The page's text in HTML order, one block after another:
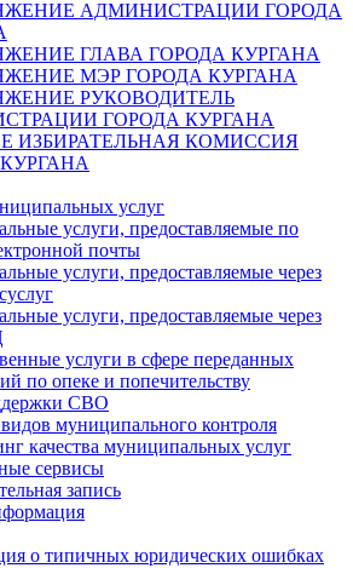
АДМИНИСТРАЦИИ ГОРОДА
ГЛАВА ГОРОДА КУРГАНА
МЭР ГОРОДА КУРГАНА
РУКОВОДИТЕЛЬ
ГОРОДА КУРГАНА
ИЗБИРАТЕЛЬНАЯ КОМИССИЯ
услуг
услуги, предоставляемые по
почты
услуги, предоставляемые через
услуги, предоставляемые через
услуги в сфере переданных
по опеке и попечительству
СВО
муниципального контроля
качества муниципальных услуг
сервисы
запись
о типичных юридических ошибках